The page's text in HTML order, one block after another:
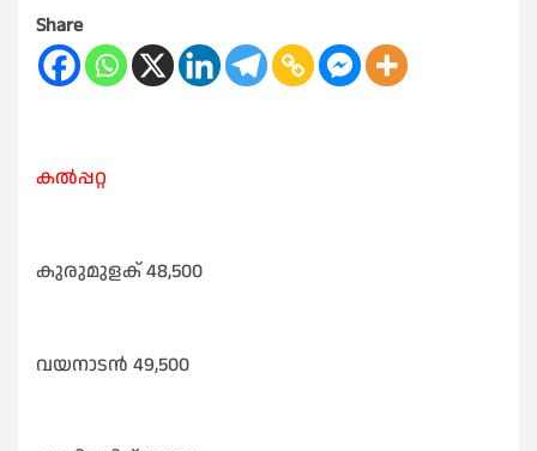
Share
കൽപ്പറ്റ
കുരുമുളക് 48,500
വയനാടൻ 49,500